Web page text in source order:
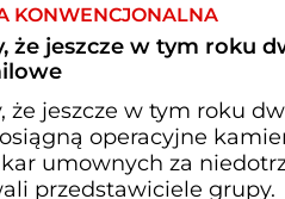
KONWENCJONALNA
że jeszcze w tym roku
że jeszcze w tym roku
operacyjne
umownych za
przedstawiciele grupy.